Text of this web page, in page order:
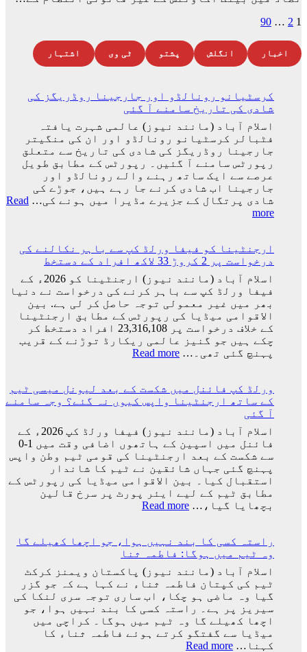
Posts
pagination
1
2
…
90
اخبار انگلش پشتو ٹی وی اشتہار
کرسٹیانو رونالڈو اور جارجینا روڈریگز کی
شادی کی تاریخ سامنے آ گئی
اسلام آباد (مانند نیوز) عالمی شہرت یافتہ
فٹبالر کرسٹیانو رونالڈو اور ان کی منگیتر
جارجینا روڈریگز کی شادی کی تاریخ سے متعلق
رپورٹس سامنے آ گئیں۔ رپورٹس کے مطابق طویل
عرصے سے ایک ساتھ رہنے والے رونالڈو اور
جارجینا اب شادی کرنے جا رہے ہیں، جوڑے کی
شادی پرتگال کے جزیرے مڈیرا میں ہونے کی… Read
more
:
اور
جارجینا
روڈریگز
کی
شادی
کی
تاریخ
سامنے
آ
گئی
ارجنٹینا کو فیفا ورلڈ کپ سے باہر نکالنے کی
درخواست پر 2 کروڑ 33 لاکھ افراد کے دستخط
اسلام آباد (مانند نیوز) ارجنٹینا کو 2026ء کے
فیفا ورلڈ کپ سے باہر کرنے کی درخواست نے دنیا
بھر میں غیر معمولی توجہ حاصل کر لی ہے. بین
الاقوامی میڈیا کی رپورٹس کے مطابق ارجنٹینا
کے خلاف درخواست پر 23,316,108 افراد دستخط کر
چکے ہیں جو گنیز عالمی ریکارڈ توڑنے کے قریب
پہنچ گئی تھی۔… Read more
:
فیفا
ورلڈ
باہر
نکالنے
کی
درخواست
پر
2
لاکھ
افراد
کے
دستخط
ورلڈ کپ فائنل میں شکست کے بعد لیونل میسی ٹیم
کے ساتھ ارجنٹینا واپس کیوں نہ گئے؟ وجہ سامنے
آ گئی
اسلام آباد (مانند نیوز) فیفا ورلڈ کپ 2026ء کے
فائنل میں اسپین کے ہاتھوں اضافی وقت میں 1-0
سے شکست کے بعد ارجنٹینا کی قومی ٹیم وطن واپس
پہنچ گئی جہاں شائقین نے ٹیم کا شاندار
استقبال کیا۔ بین الاقوامی میڈیا کی رپورٹس کے
مطابق ٹیم کے لیے ایئر پورٹ پر سرخ قالین
بچھایا گیا،… Read more
:
فائنل
میں
شکست
کے
بعد
لیونل
میسی
ٹیم
کے
راستہ کسی کا بند نہیں ہوا، جو اچھا کھیلے گا
وہ ٹیم میں ہوگا: فاطمہ ثنا
اسلام آباد (مانند نیوز) پاکستان ویمنز کرکٹ
ٹیم کی کپتان فاطمہ ثناء نے کہا ہے کہ جو گزر
گیا وہ ماضی ہو چکا، اب ساری توجہ سری لنکا کی
سیریز پر ہے۔ راستہ کسی کا بند نہیں ہوا، جو
اچھا کھیلے گا وہ ٹیم میں ہوگا۔ کراچی میں
میڈیا سے گفتگو کرتے ہوئے فاطمہ ثناء کا
کہنا… Read more
: